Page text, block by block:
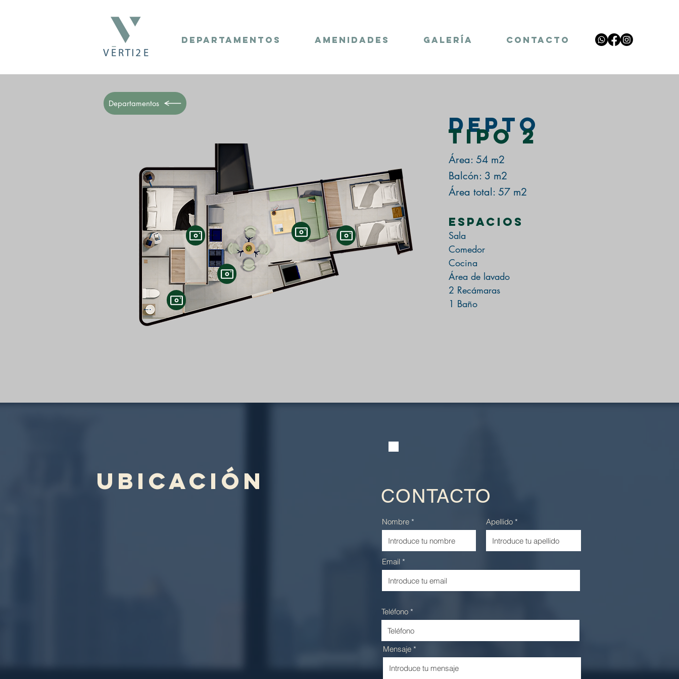
DEPARTAMENTOS AMENIDADES GALERÍA CONTACTO
Departamentos
Depto
Tipo 2
Área: 54 m2
Balcón: 3 m2
Área total: 57 m2
Espacios
Sala
Comedor
Cocina
Área de lavado
2 Recámaras
1 Baño
ubicación
CONTACTO
Nombre Apellido
Email
Teléfono
Mensaje